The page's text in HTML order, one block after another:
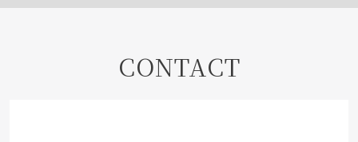
CONTACT